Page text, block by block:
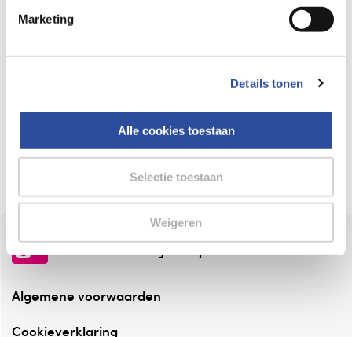
Marketing
Details tonen
Alle cookies toestaan
Selectie toestaan
Weigeren
⁠Verantwoorde zorg, ⁠ook online.
Altijd onze folder bij de hand
Check onze folders ⁠bij AlleFolders.
de vriendelijke specialist
Algemene voorwaarden
Cookieverklaring